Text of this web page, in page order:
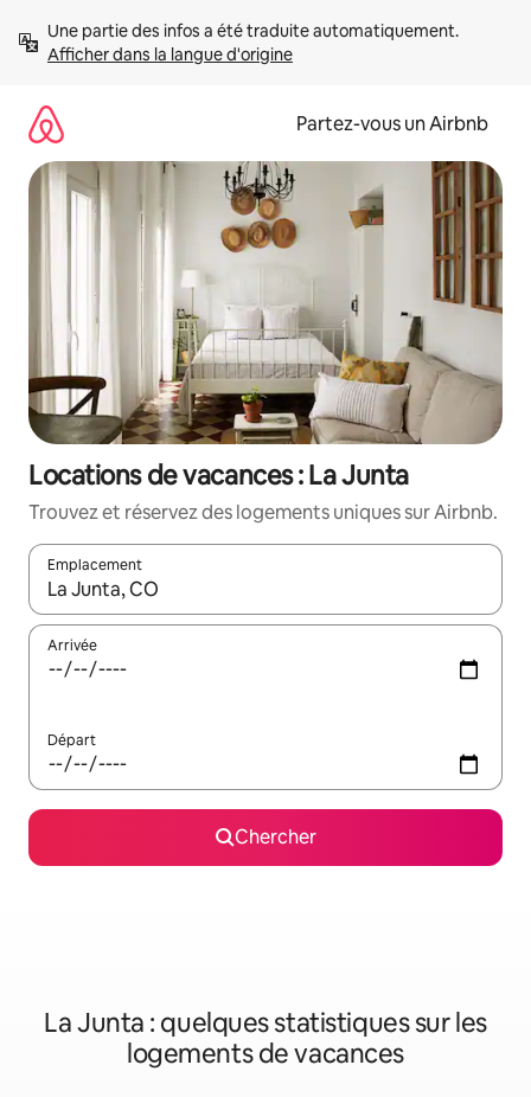
directement
Afficher dans la langue d'origine
Partez-vous un Airbnb
Locations de vacances : La Junta
Trouvez et réservez des logements uniques sur Airbnb.
Emplacement
Quand les résultats sont affichés, parcourez-les en utilisant
Arrivée
Départ
Chercher
La Junta : quelques statistiques sur les
logements de vacances